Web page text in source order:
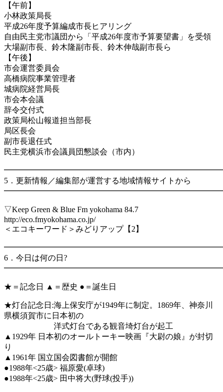
【午前】
小林政策局長
平成26年度予算編成市長ヒアリング
自由民主党市議団から「平成26年度市予算要望書」を受領
大場副市長、鈴木隆副市長、鈴木伸哉副市長ら
【午後】
市会運営委員会
高橋病院事業管理者
城病院経営局長
市会本会議
辞令交付式
政策局松山報道担当部長
局区長会
副市長退任式
民主党横浜市会議員団懇談会（市内）
5．更新情報／編集部が運営する地域情報サイトから
▽Keep Green & Blue Fm yokohama 84.7
http://eco.fmyokohama.co.jp/
＜エコキーワード＞みどりアップ【2】
6．今日は何の日?
★＝記念日 ▲＝歴史 ●＝誕生日
★灯台記念日:海上保安庁が1949年に制定。1869年、神奈川
県横須賀市に日本初の
洋式灯台である観音埼灯台が起工
▲1929年 日本初のオールトーキー映画『大尉の娘』が封切
り
▲1961年 国立国会図書館が開館
●1988年<25歳> 福原愛(卓球)
●1988年<25歳> 田中将大(野球(投手))